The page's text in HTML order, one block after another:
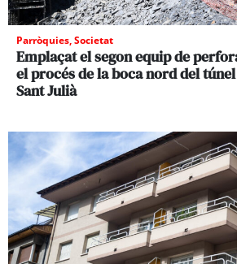
Parròquies,Societat
Emplaçat el segon equip de
el procés de la boca nord del
Sant Julià